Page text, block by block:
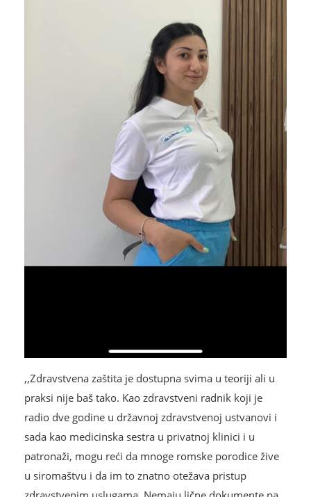
,,Zdravstvena zaštita je dostupna svima u teoriji ali u
praksi nije baš tako. Kao zdravstveni radnik koji je
radio dve godine u državnoj zdravstvenoj ustvanovi i
sada kao medicinska sestra u privatnoj klinici i u
patronaži, mogu reći da mnoge romske porodice žive
u siromaštvu i da im to znatno otežava pristup